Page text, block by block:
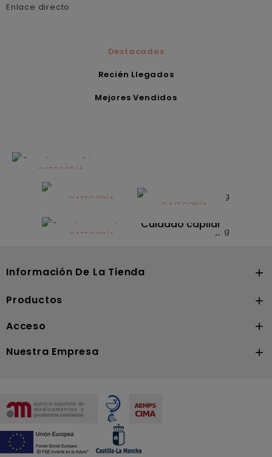
Enlace directo
Destacados
Recién Llegados
Mejores Vendidos
CATEGORÍA
Alimentación
infantilCATEGORÍA
Dermocosmética
CATEGORÍA
Solares
CATEGORÍA
Cuidado capilar
Información De La Tienda 
Productos 
Acceso 
Nuestra Empresa 